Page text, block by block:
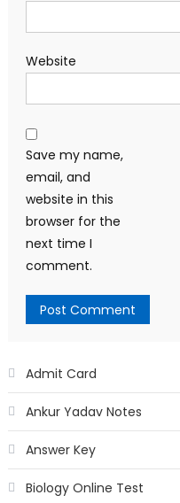
Website
Save my name,
email, and
website in this
browser for the
next time I
comment.
Admit Card
Ankur Yadav Notes
Answer Key
Biology Online Test